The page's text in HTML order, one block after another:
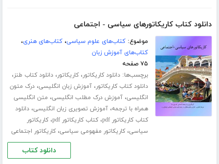
دانلود کتاب کاریکاتورهای سیاسی - اجتماعی
موضوع:کتاب‌های علوم سیاسی،کتاب‌های هنری،
کتاب‌های آموزش زبان
۷۵ صفحه
برچسب‌ها:دانلود کاریکاتور،کاریکاتور،دانلود کتاب طنز،
دانلود کتاب کاریکاتور،آموزش زبان انگلیسی،درک متون
انگلیسی،آموزش درک مطلب انگلیسی، متن انگلیسی
همراه با ترجمه،آموزش تصویری زبان انگلیسی،دانلود
کتاب کاریکاتور pdf
،کتاب کاریکاتور pdf ،کاریکاتور
سیاسی،کاریکاتور مفهومی سیاسی،کاریکاتور اجتماعی
دانلود کتاب